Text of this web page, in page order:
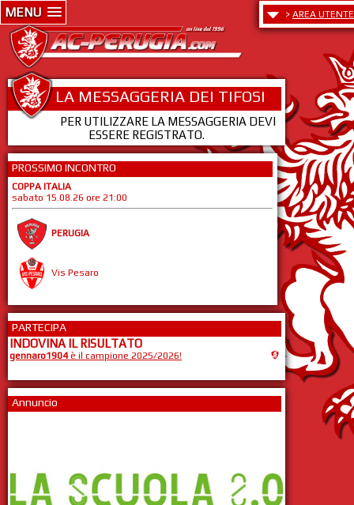
MENU > AREA UTENTE
LA MESSAGGERIA DEI TIFOSI
PER UTILIZZARE LA MESSAGGERIA DEVI
ESSERE REGISTRATO.
PROSSIMO INCONTRO
COPPA ITALIA
sabato 15.08.26 ore 21:00
PERUGIA
Vis Pesaro
PARTECIPA
INDOVINA IL RISULTATO
gennaro1904è il campione 2025/2026!
Annuncio